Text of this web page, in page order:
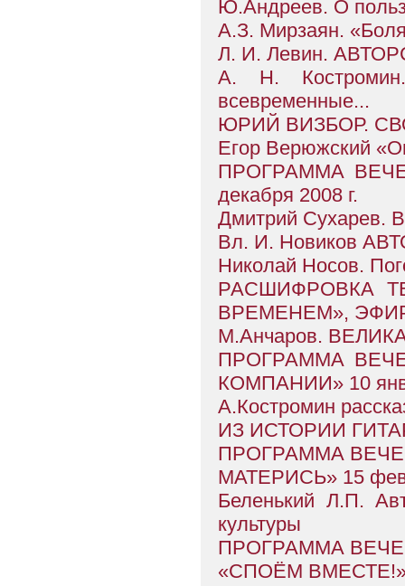
Ю.Андреев. О
А.З. Мирзаян.
Л. И. Левин.
А. Н.
всевременные...
ЮРИЙ ВИЗБОР.
Егор Верюжский
ПРОГРАММА
декабря 2008 г.
Дмитрий Сухарев.
Вл. И. Новиков
Николай Носов.
РАСШИФРОВКА
ВРЕМЕНЕМ», ЭФИР
М.Анчаров.
ПРОГРАММА
КОМПАНИИ» 10
А.Костромин
ИЗ ИСТОРИИ
ПРОГРАММА
МАТЕРИСЬ» 15
Беленький Л.П.
культуры
ПРОГРАММА
«СПОЁМ